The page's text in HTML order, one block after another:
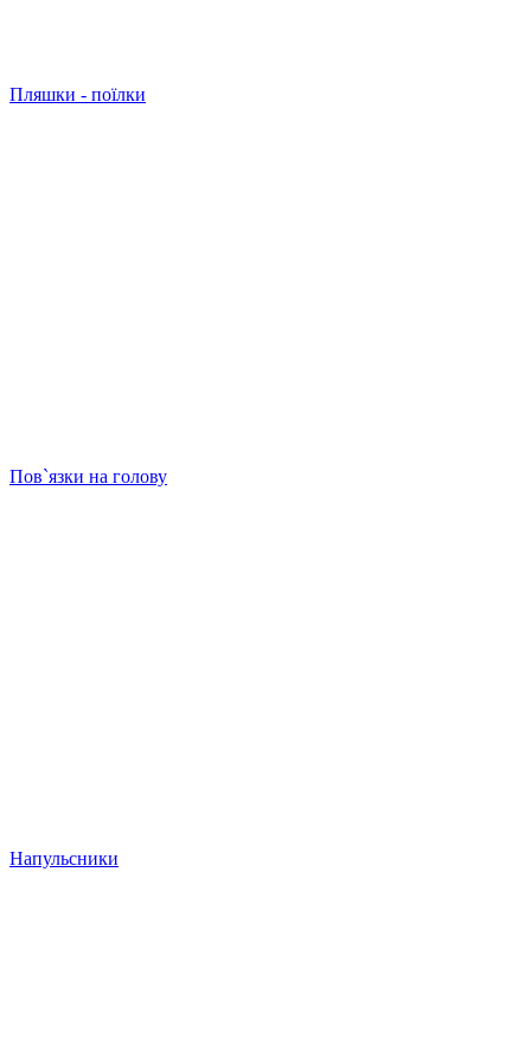
Пляшки - поїлки
Пов`язки на голову
Напульсники